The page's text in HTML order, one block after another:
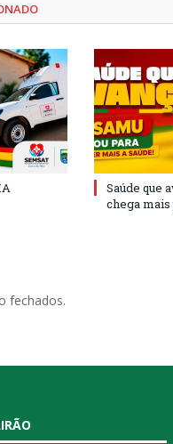
Saúde que
chega mais
fechados.